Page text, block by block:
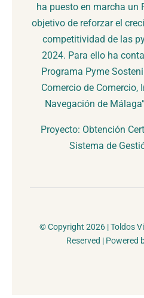
ha puesto en marcha un
objetivo de reforzar el
competitividad de las
2024. Para ello ha
Programa Pyme
Comercio de Comercio,
Navegación de
Proyecto: Obtención
Sistema de
© Copyright 2026 | Toldos
Reserved | Powered